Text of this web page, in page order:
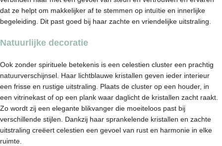
dat ze helpt om makkelijker af te stemmen op intuïtie en innerlijke
begeleiding. Dit past goed bij haar zachte en vriendelijke uitstraling.
Natuurlijke decoratie
Ook zonder spirituele betekenis is een celestien cluster een prachtig
natuurverschijnsel. Haar lichtblauwe kristallen geven ieder interieur
een frisse en rustige uitstraling. Plaats de cluster op een houder, in
een vitrinekast of op een plank waar daglicht de kristallen zacht raakt.
Zo wordt zij een elegante blikvanger die moeiteloos past bij
verschillende stijlen. Dankzij haar sprankelende kristallen en zachte
uitstraling creëert celestien een gevoel van rust en harmonie in elke
ruimte.